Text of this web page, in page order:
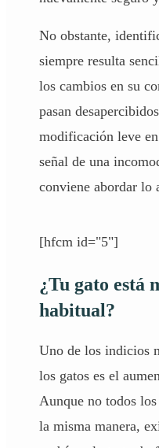
No obstante,
siempre resulta
los cambios en su
pasan
modificación leve
señal de una
conviene abordar lo
[hfcm id="5"]
¿Tu gato está
habitual?
Uno de los indicios
los gatos es el
Aunque no todos
la misma manera,